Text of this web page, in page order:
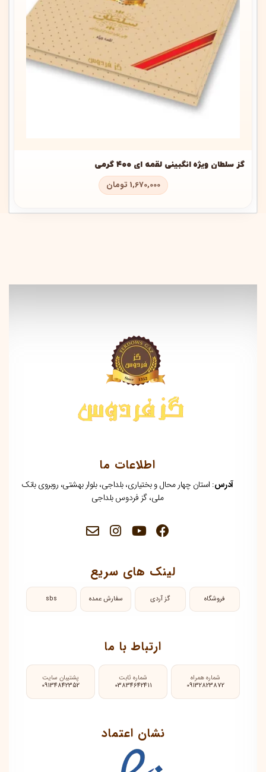
گز سلطان ویژه انگبینی لقمه ای ۴۰۰ گرمی
1,670,000 تومان
اطلاعات ما
آدرس: استان چهار محال و بختیاری، بلداجی، بلوار بهشتی، روبروی بانک
ملی، گز فردوس بلداجی
لینک های سریع
فروشگاه گز آردی سفارش عمده sbs
ارتباط با ما
شماره همراه
09132823872
شماره ثابت
03834642411
پشتیبان سایت
09134842352
نشان اعتماد